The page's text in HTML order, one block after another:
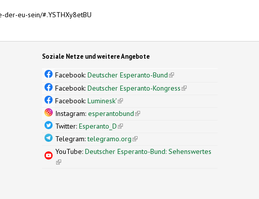
eu-sein/#.YSTHXy8etBU
Soziale Netze und weitere Angebote
Facebook:Deutscher Esperanto-Bund(link is external)
Facebook:Deutscher Esperanto-Kongress(link is external)
Facebook:Luminesk'(link is external)
Instagram:esperantobund(link is external)
Twitter:Esperanto_D(link is external)
Telegram:telegramo.org(link is external)
YouTube:Deutscher Esperanto-Bund: Sehenswertes
(link is external)